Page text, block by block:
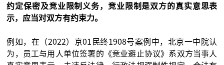
约定保密及竞业限制义务，竞业限制是双方的真实意思表
示，应当对双方有约束力。
例如，在（2022）京01民终1908号案例中，北京一中院认
为，员工与用人单位签署的《竞业避止协议》系双方当事人